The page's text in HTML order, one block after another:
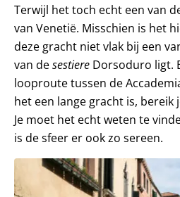
Terwijl het toch echt een van
van Venetië. Misschien is het
deze gracht niet vlak bij een
van desestiere Dorsoduro ligt.
looproute tussen de
het een lange gracht is, bereik
Je moet het echt weten te
is de sfeer er ook zo sereen.